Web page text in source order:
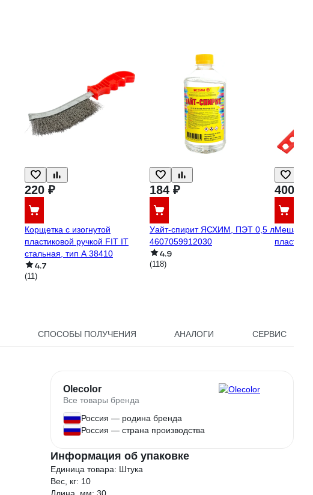
220 ₽
Корщетка с изогнутой
пластиковой ручкой FIT IT
стальная, тип А 38410
4.7
(11)
184 ₽
Уайт-спирит ЯСХИМ, ПЭТ 0,5 л
4607059912030
4.9
(118)
400 ₽
Мешалка
пластик,
СПОСОБЫ ПОЛУЧЕНИЯ АНАЛОГИ СЕРВИС
Olecolor
Все товары бренда
Россия — родина бренда
Россия — страна производства
Информация об упаковке
Единица товара: Штука
Вес, кг: 10